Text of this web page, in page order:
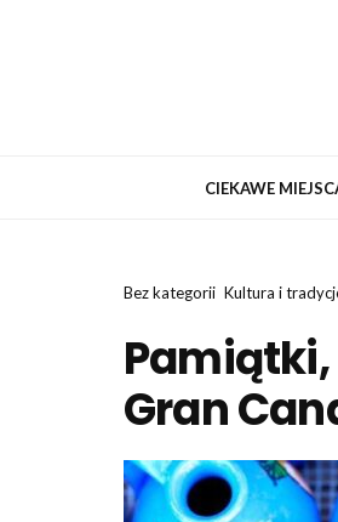
CIEKAWE
Bez kategorii Kultura i
Gran